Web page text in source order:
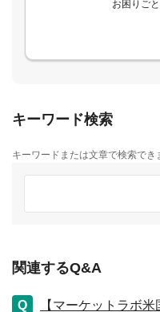
お困りご
キーワード検索
キーワードまたは文章で検索でき
関連するQ&A
【マーケットラボ